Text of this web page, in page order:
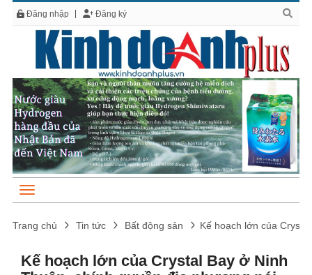
Đăng nhập Đăng ký
Trang chủ Tin tức Bất động sản Kế hoạch lớn của
Kế hoạch lớn của Crystal Bay ở Ninh